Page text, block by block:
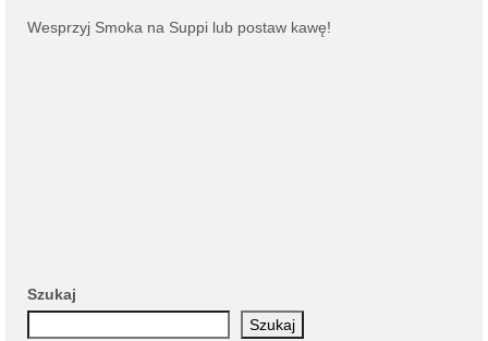
Wesprzyj Smoka na Suppi lub postaw kawę!
Szukaj
Szukaj